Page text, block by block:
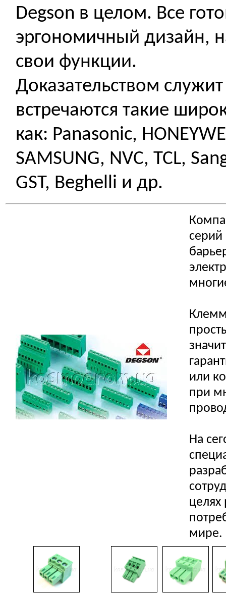
Degson в целом. Все
эргономичный дизайн,
свои функции.
Доказательством
встречаются такие
как: Panasonic,
SAMSUNG, NVC, TCL,
GST, Beghelli и др.
или
при
На
целях
мире.